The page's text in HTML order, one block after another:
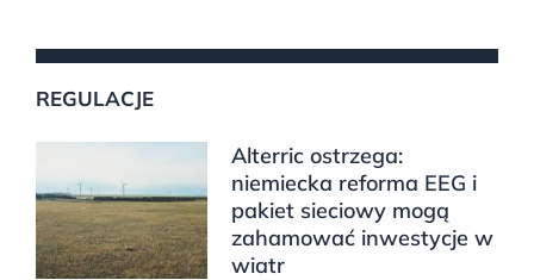
REGULACJE
Alterric ostrzega:
niemiecka reforma EEG i
pakiet sieciowy mogą
zahamować inwestycje w
wiatr